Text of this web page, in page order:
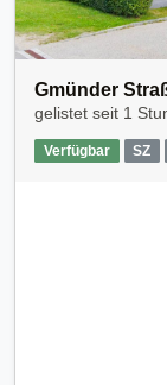
Gmünder
gelistet seit 1
Verfügbar SZ